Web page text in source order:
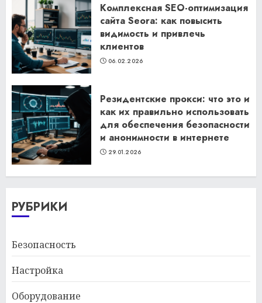
Комплексная SEO-оптимизация
сайта Seora: как повысить
видимость и привлечь
клиентов
06.02.2026
Резидентские прокси: что это и
как их правильно использовать
для обеспечения безопасности
и анонимности в интернете
29.01.2026
РУБРИКИ
Безопасность
Настройка
Оборудование